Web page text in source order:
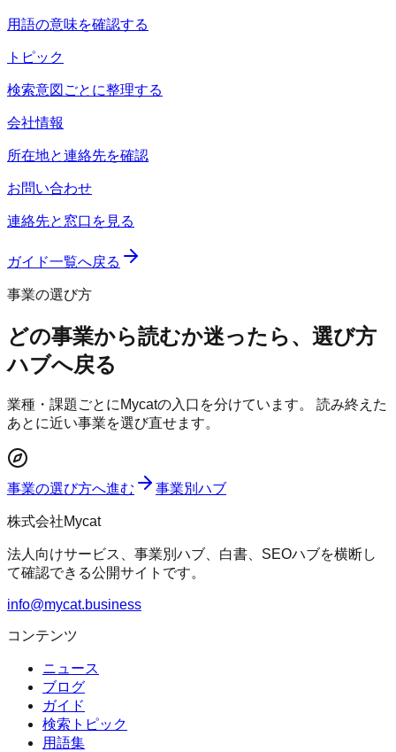
用語の意味を確認する
トピック
検索意図ごとに整理する
会社情報
所在地と連絡先を確認
お問い合わせ
連絡先と窓口を見る
ガイド一覧へ戻る
事業の選び方
どの事業から読むか迷ったら、選び方
ハブへ戻る
業種・課題ごとにMycatの入口を分けています。 読み終えた
あとに近い事業を選び直せます。
事業の選び方へ進む 事業別ハブ
株式会社Mycat
法人向けサービス、事業別ハブ、白書、SEOハブを横断し
て確認できる公開サイトです。
info@mycat.business
コンテンツ
ニュース
ブログ
ガイド
検索トピック
用語集